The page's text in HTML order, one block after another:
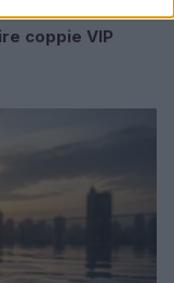
coppie VIP